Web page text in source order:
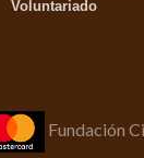
Voluntariado
Fundación